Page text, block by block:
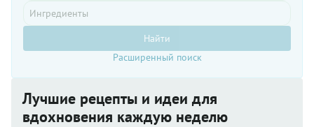
Найти
Расширенный поиск
Лучшие рецепты и идеи для
вдохновения каждую неделю